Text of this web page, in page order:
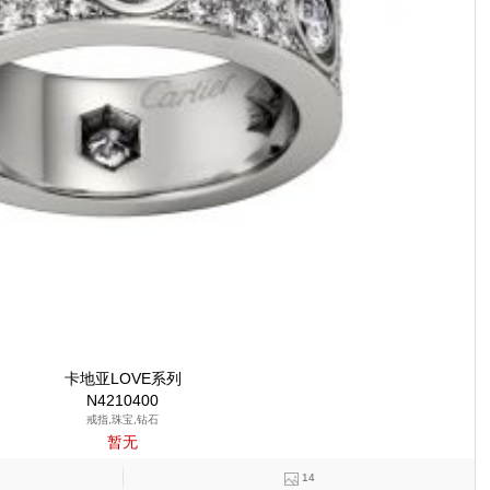
卡地亚LOVE系列
N4210400
戒指,珠宝,钻石
暂无
14